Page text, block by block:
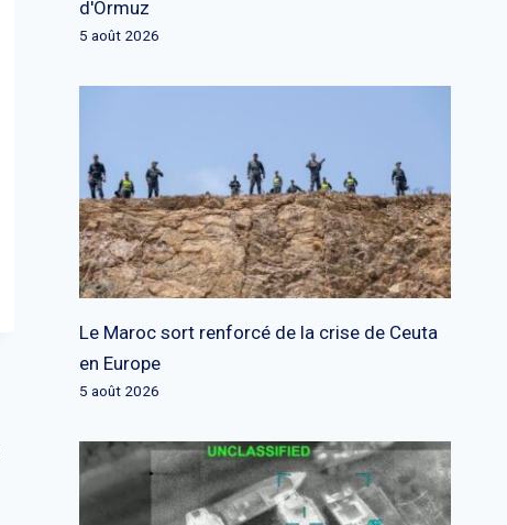
d'Ormuz
5 août 2026
Le Maroc sort renforcé de la crise de Ceuta
en Europe
5 août 2026